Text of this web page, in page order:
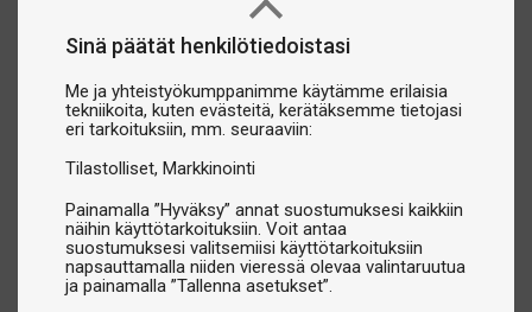
Sinä päätät henkilötiedoistasi
Me ja yhteistyökumppanimme käytämme erilaisia
tekniikoita, kuten evästeitä, kerätäksemme tietojasi
eri tarkoituksiin, mm. seuraaviin:
Tilastolliset Markkinointi
Painamalla ”Hyväksy” annat suostumuksesi kaikkiin
näihin käyttötarkoituksiin. Voit antaa
suostumuksesi valitsemiisi käyttötarkoituksiin
napsauttamalla niiden vieressä olevaa valintaruutua
ja painamalla ”Tallenna asetukset”.